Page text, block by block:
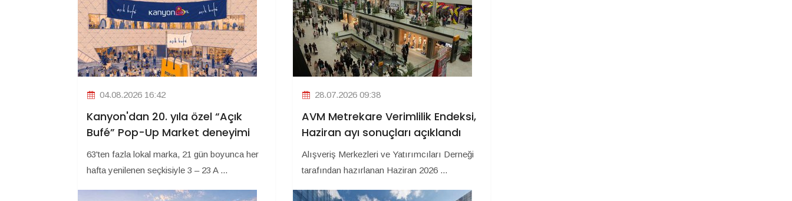
04.08.2026 16:42
Kanyon'dan 20. yıla özel “Açık
Bufé” Pop-Up Market deneyimi
63'ten fazla lokal marka, 21 gün boyunca her
hafta yenilenen seçkisiyle 3 – 23 A ...
28.07.2026 09:38
AVM Metrekare Verimlilik Endeksi,
Haziran ayı sonuçları açıklandı
Alışveriş Merkezleri ve Yatırımcıları Derneği
tarafından hazırlanan Haziran 2026 ...